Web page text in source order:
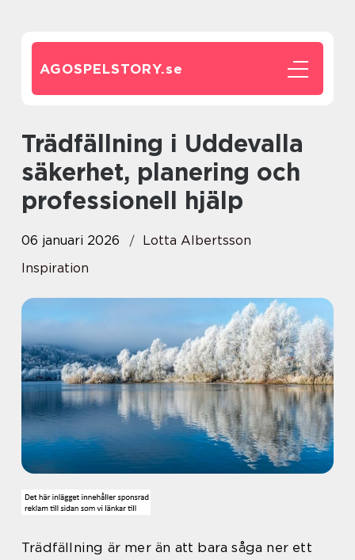
AGOSPELSTORY.se
Trädfällning i Uddevalla
säkerhet, planering och
professionell hjälp
06 januari 2026
Lotta Albertsson
Inspiration
Trädfällning är mer än att bara såga ner ett